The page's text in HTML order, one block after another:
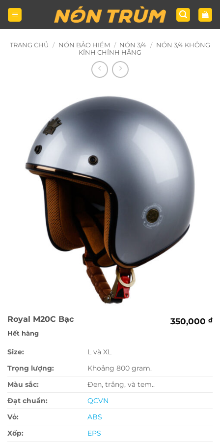
Bỏ
qua
nội
dungTRANG CHỦ / NÓN BẢO HIỂM / NÓN 3/4 / NÓN 3/4 KHÔNG
KÍNH CHÍNH HÃNG
Royal M20C Bạc 350,000 ₫
Hết hàng
Size:
L và XL
Trọng lượng:
Khoảng 800 gram.
Màu sắc:
Đen, trắng, và tem..
Đạt chuẩn:
QCVN
Vỏ:
ABS
Xốp:
EPS